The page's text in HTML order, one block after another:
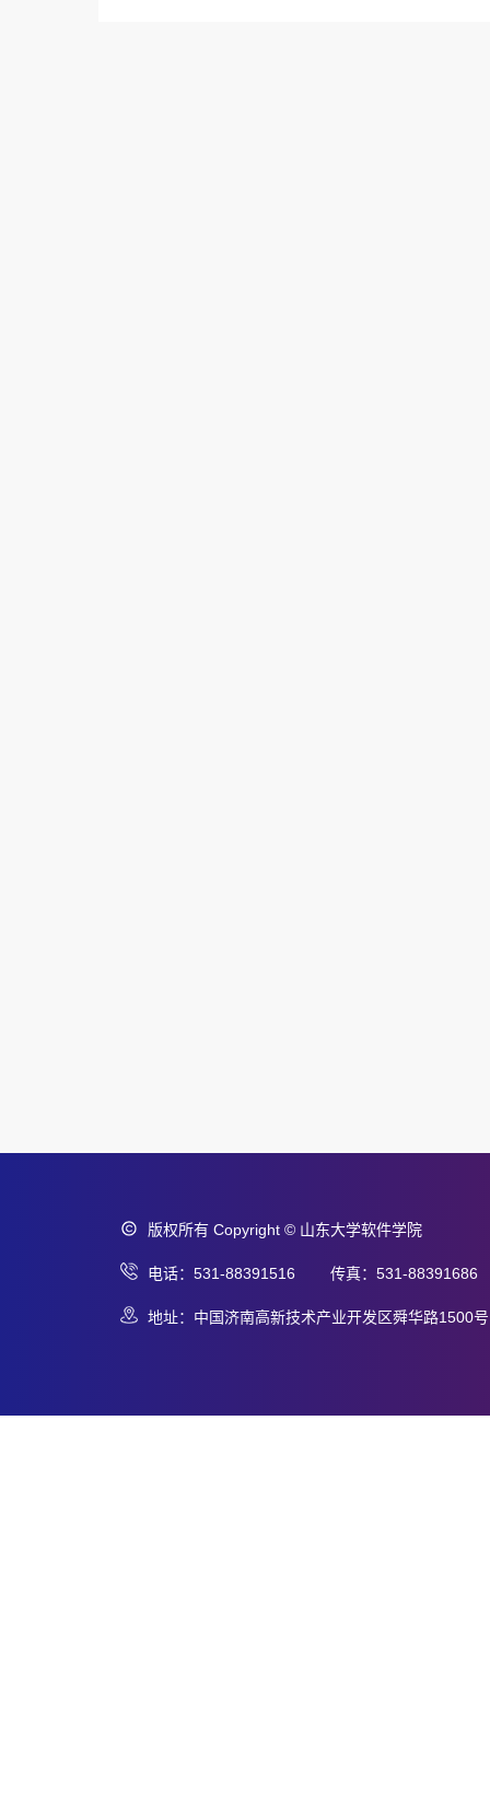
版权所有 Copyright © 山东大学软件学院
电话：531-88391516 传真：531-88391686
地址：中国济南高新技术产业开发区舜华路